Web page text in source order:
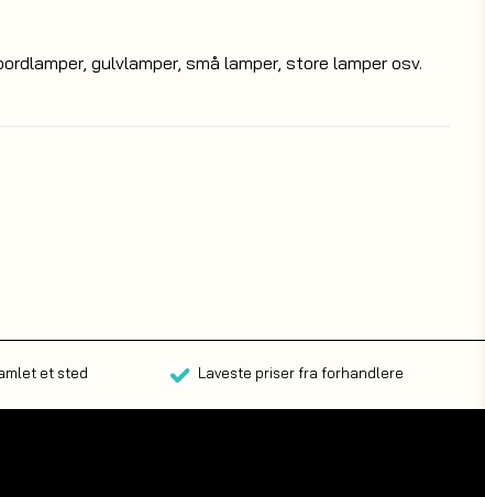
gulvlamper, små lamper, store lamper osv.
et sted Laveste priser fra forhandlere